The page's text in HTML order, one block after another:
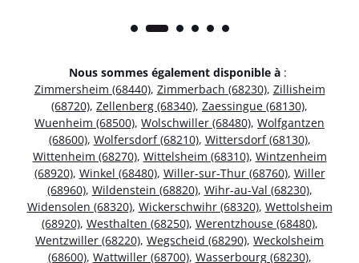
Nous sommes également disponible à :
Zimmersheim (68440), Zimmerbach (68230), Zillisheim
(68720), Zellenberg (68340), Zaessingue (68130),
Wuenheim (68500), Wolschwiller (68480), Wolfgantzen
(68600), Wolfersdorf (68210), Wittersdorf (68130),
Wittenheim (68270), Wittelsheim (68310), Wintzenheim
(68920), Winkel (68480), Willer-sur-Thur (68760), Willer
(68960), Wildenstein (68820), Wihr-au-Val (68230),
Widensolen (68320), Wickerschwihr (68320), Wettolsheim
(68920), Westhalten (68250), Werentzhouse (68480),
Wentzwiller (68220), Wegscheid (68290), Weckolsheim
(68600), Wattwiller (68700), Wasserbourg (68230),